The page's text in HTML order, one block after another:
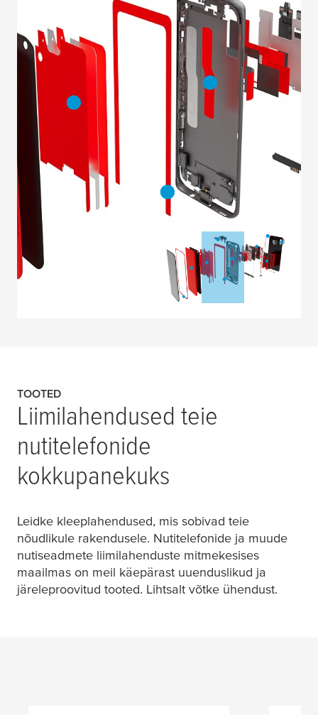
TOOTED
Liimilahendused teie
nutitelefonide
kokkupanekuks
Leidke kleeplahendused, mis sobivad teie
nõudlikule rakendusele. Nutitelefonide ja muude
nutiseadmete liimilahenduste mitmekesises
maailmas on meil käepärast uuenduslikud ja
järeleproovitud tooted. Lihtsalt võtke ühendust.